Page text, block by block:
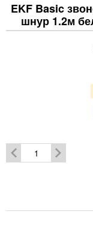
EKF Basic
шнур 1.2м